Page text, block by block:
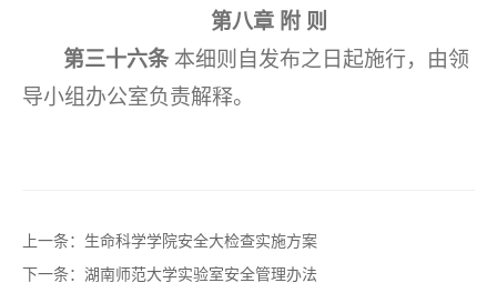
第八章 附 则
第三十六条 本细则自发布之日起施行，由领
导小组办公室负责解释。
上一条： 生命科学学院安全大检查实施方案
下一条： 湖南师范大学实验室安全管理办法